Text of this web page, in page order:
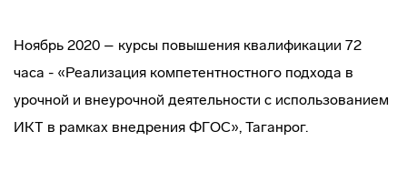
Ноябрь 2020 – курсы повышения квалификации 72
часа - «Реализация компетентностного подхода в
урочной и внеурочной деятельности с использованием
ИКТ в рамках внедрения ФГОС», Таганрог.